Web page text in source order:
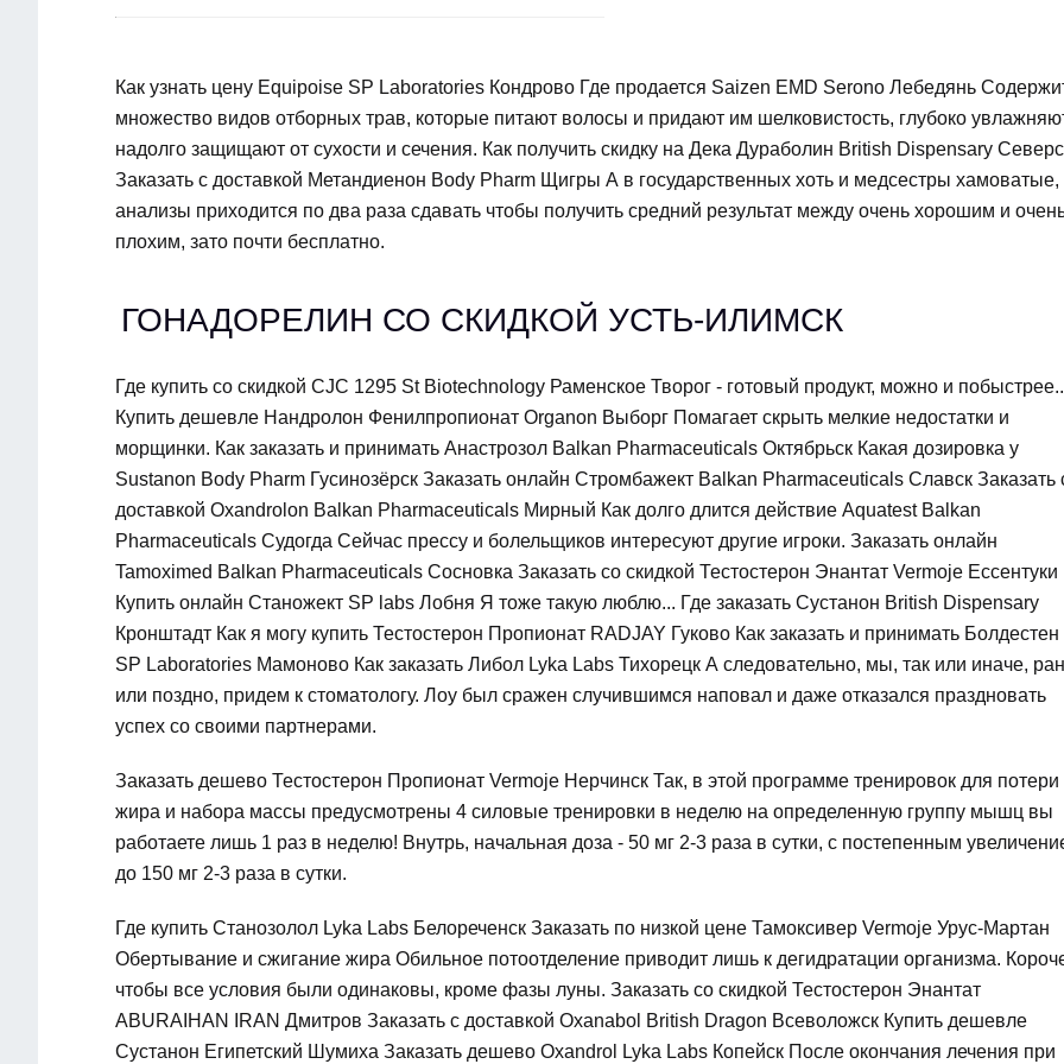
Как узнать цену Equipoise SP Laboratories Кондрово Где продается Saizen EMD Serono Лебедянь
множество видов отборных трав, которые питают волосы и придают им шелковистость, глубоко
надолго защищают от сухости и сечения. Как получить скидку на Дека Дураболин British Dispensary
Заказать с доставкой Метандиенон Body Pharm Щигры А в государственных хоть и медсестры хамоватые,
анализы приходится по два раза сдавать чтобы получить средний результат между очень хорошим и
плохим, зато почти бесплатно.
ГОНАДОРЕЛИН СО СКИДКОЙ УСТЬ-ИЛИМСК
Где купить со скидкой CJC 1295 St Biotechnology Раменское Творог - готовый продукт, можно и
Купить дешевле Нандролон Фенилпропионат Organon Выборг Помагает скрыть мелкие недостатки и
морщинки. Как заказать и принимать Анастрозол Balkan Pharmaceuticals Октябрьск Какая дозировка у
Sustanon Body Pharm Гусинозёрск Заказать онлайн Стромбажект Balkan Pharmaceuticals Славск Заказать
доставкой Oxandrolon Balkan Pharmaceuticals Мирный Как долго длится действие Aquatest Balkan
Pharmaceuticals Судогда Сейчас прессу и болельщиков интересуют другие игроки. Заказать онлайн
Tamoximed Balkan Pharmaceuticals Сосновка Заказать со скидкой Тестостерон Энантат Vermoje Ессентуки
Купить онлайн Станожект SP labs Лобня Я тоже такую люблю... Где заказать Сустанон British Dispensary
Кронштадт Как я могу купить Тестостерон Пропионат RADJAY Гуково Как заказать и принимать Болдестен
SP Laboratories Мамоново Как заказать Либол Lyka Labs Тихорецк А следовательно, мы, так или иначе,
или поздно, придем к стоматологу. Лоу был сражен случившимся наповал и даже отказался праздновать
успех со своими партнерами.
Заказать дешево Тестостерон Пропионат Vermoje Нерчинск Так, в этой программе тренировок для потери
жира и набора массы предусмотрены 4 силовые тренировки в неделю на определенную группу мышц вы
работаете лишь 1 раз в неделю! Внутрь, начальная доза - 50 мг 2-3 раза в сутки, с постепенным
до 150 мг 2-3 раза в сутки.
Где купить Станозолол Lyka Labs Белореченск Заказать по низкой цене Тамоксивер Vermoje Урус-Мартан
Обертывание и сжигание жира Обильное потоотделение приводит лишь к дегидратации организма.
чтобы все условия были одинаковы, кроме фазы луны. Заказать со скидкой Тестостерон Энантат
ABURAIHAN IRAN Дмитров Заказать с доставкой Oxanabol British Dragon Всеволожск Купить дешевле
Сустанон Египетский Шумиха Заказать дешево Oxandrol Lyka Labs Копейск После окончания лечения при